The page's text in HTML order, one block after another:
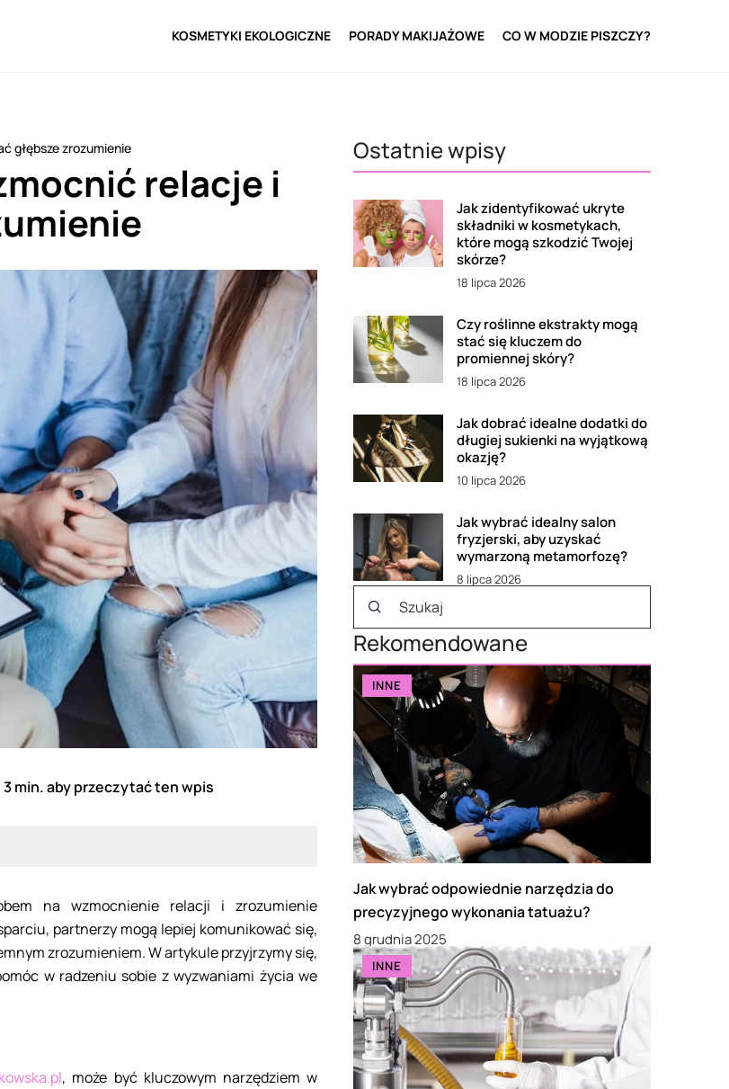
KOSMETYKI EKOLOGICZNE PORADY MAKIJAŻOWE CO W MODZIE PISZCZY?
głębsze zrozumienie
relacje i
min. aby przeczytać ten wpis
na wzmocnienie relacji i zrozumienie
partnerzy mogą lepiej komunikować się,
zrozumieniem. W artykule przyjrzymy się,
w radzeniu sobie z wyzwaniami życia we
, może być kluczowym narzędziem w
Ostatnie wpisy
Jak zidentyfikować ukryte
składniki w kosmetykach,
które mogą szkodzić Twojej
skórze?
18 lipca 2026
Czy roślinne ekstrakty mogą
stać się kluczem do
promiennej skóry?
18 lipca 2026
Jak dobrać idealne dodatki do
długiej sukienki na wyjątkową
okazję?
10 lipca 2026
Jak wybrać idealny salon
fryzjerski, aby uzyskać
wymarzoną metamorfozę?
8 lipca 2026
Rekomendowane
INNE
Jak wybrać odpowiednie narzędzia do
precyzyjnego wykonania tatuażu?
8 grudnia 2025
INNE